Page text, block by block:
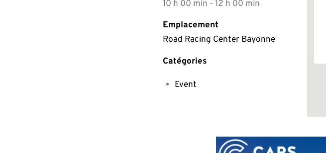
10 h 00 min - 12 h 00 min
Emplacement
Road Racing Center Bayonne
Catégories
Event